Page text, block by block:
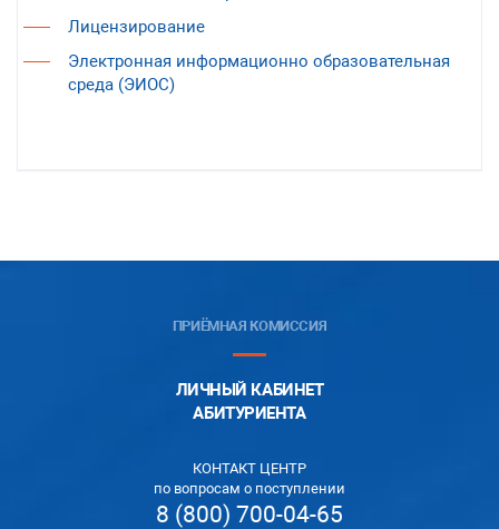
Лицензирование
Электронная информационно образовательная
среда (ЭИОС)
ПРИЁМНАЯ КОМИССИЯ
ЛИЧНЫЙ КАБИНЕТ
АБИТУРИЕНТА
КОНТАКТ ЦЕНТР
по вопросам о поступлении
8 (800) 700-04-65